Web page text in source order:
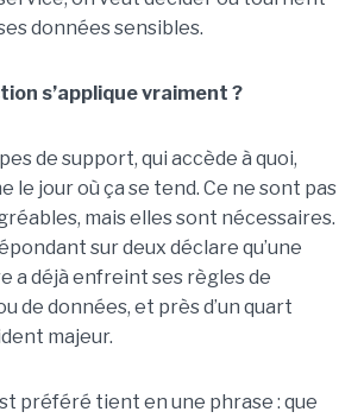
données sensibles.
s’applique vraiment ?
de support, qui accède à quoi,
le jour où ça se tend. Ce ne sont pas
mais elles sont nécessaires.
sur deux déclare qu’une
a déjà enfreint ses règles de
de données, et près d’un quart
majeur.
préféré tient en une phrase : que